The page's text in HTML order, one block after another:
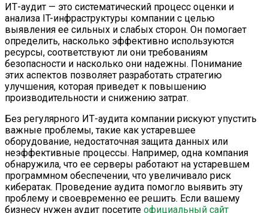
ИТ-аудит — это систематический процесс оценки и
анализа IT-инфраструктуры компании с целью
выявления ее сильных и слабых сторон. Он помогает
определить, насколько эффективно используются
ресурсы, соответствуют ли они требованиям
безопасности и насколько они надежны. Понимание
этих аспектов позволяет разработать стратегию
улучшения, которая приведет к повышению
производительности и снижению затрат.
Без регулярного ИТ-аудита компании рискуют упустить
важные проблемы, такие как устаревшее
оборудование, недостаточная защита данных или
неэффективные процессы. Например, одна компания
обнаружила, что ее серверы работают на устаревшем
программном обеспечении, что увеличивало риск
кибератак. Проведение аудита помогло выявить эту
проблему и своевременно ее решить. Если вашему
бизнесу нужен аудит посетите официальный сайт